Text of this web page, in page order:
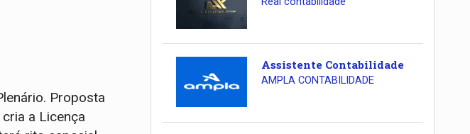
Proposta
a Licença
Assistente Contabilidade
AMPLA CONTABILIDADE